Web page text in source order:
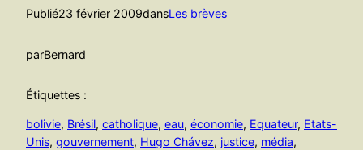
Publié23 février 2009dansLes brèves
parBernard
Étiquettes :
bolivie, Brésil, catholique, eau, économie, Equateur, Etats-
Unis, gouvernement, Hugo Chávez, justice, média